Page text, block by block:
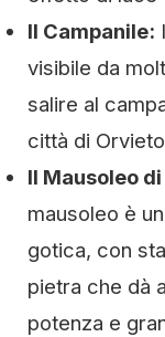
Il Campanile:
visibile da
salire al
città di
Il Mausoleo
mausoleo è
gotica, con
pietra che dà
potenza e